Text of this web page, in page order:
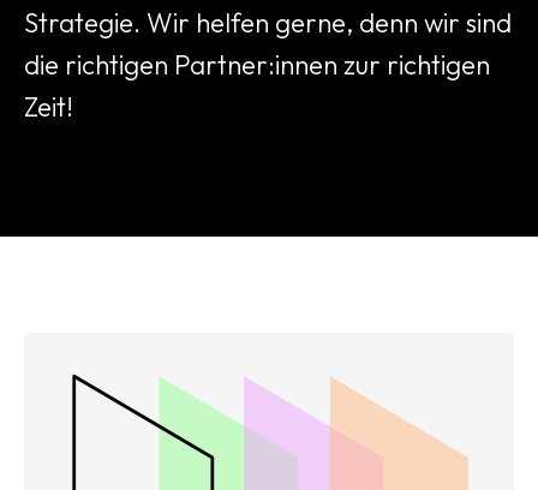
Strategie. Wir helfen gerne, denn wir sind
die richtigen Partner:innen zur richtigen
Zeit!